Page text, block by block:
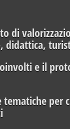
di
didattica,
e il
tematiche per